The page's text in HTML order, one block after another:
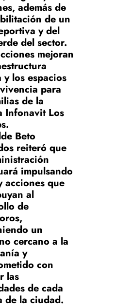
además de
de un
y del
del sector.
mejoran
y los espacios
para
de la
Infonavit Los
Beto
reiteró que
impulsando
acciones que
al
de
un
cercano a la
y
con
las
de cada
de la ciudad.